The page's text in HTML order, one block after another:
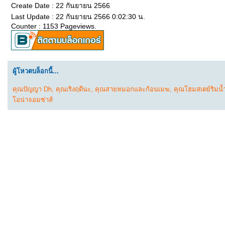
Create Date : 22 กันยายน 2566
Last Update : 22 กันยายน 2566 0:02:30 น.
Counter : 1153 Pageviews.
ผู้โหวตบล็อกนี้...
คุณปัญญา Dh, คุณเริงฤดีนะ, คุณสายหมอกและก้อนเมฆ, คุณโฮมสเตย์ริมน้
อน่าจอมซ่าส์